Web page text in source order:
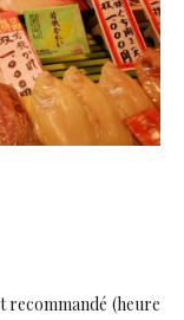
recommandé (heure